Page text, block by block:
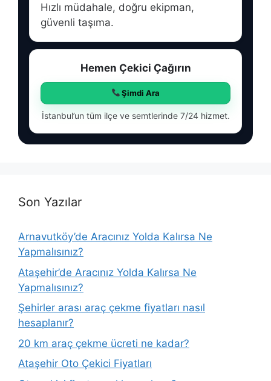
Hızlı müdahale, doğru ekipman,
güvenli taşıma.
Hemen Çekici Çağırın
Şimdi Ara
İstanbul’un tüm ilçe ve semtlerinde 7/24 hizmet.
Son Yazılar
Arnavutköy’de Aracınız Yolda Kalırsa Ne
Yapmalısınız?
Ataşehir’de Aracınız Yolda Kalırsa Ne
Yapmalısınız?
Şehirler arası araç çekme fiyatları nasıl
hesaplanır?
20 km araç çekme ücreti ne kadar?
Ataşehir Oto Çekici Fiyatları